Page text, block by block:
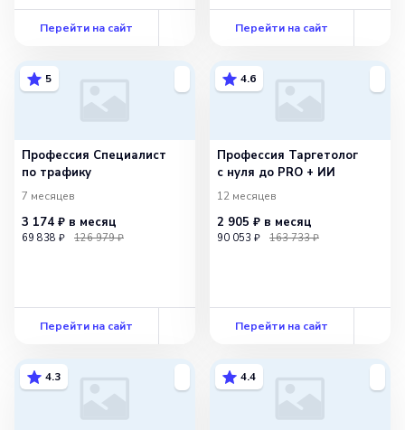
Перейти на сайт Перейти на сайт
5
Профессия Специалист
по трафику
7 месяцев
3 174 ₽ в месяц
69 838 ₽ 126 979 ₽
Перейти на сайт
4.6
Профессия Таргетолог
с нуля до PRO + ИИ
12 месяцев
2 905 ₽ в месяц
90 053 ₽ 163 733 ₽
Перейти на сайт
4.3 4.4